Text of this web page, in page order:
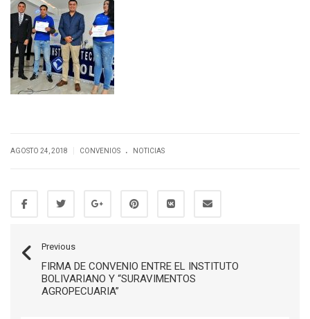
AGOSTO 24, 2018 CONVENIOS . NOTICIAS
Previous
FIRMA DE CONVENIO ENTRE EL INSTITUTO
BOLIVARIANO Y “SURAVIMENTOS
AGROPECUARIA”